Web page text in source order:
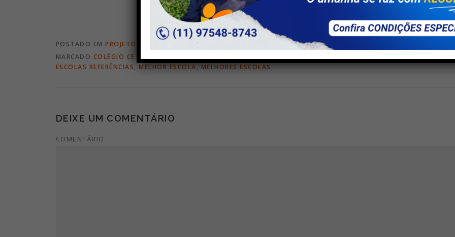
POSTADO EM PROJETOS
MARCADO COLÉGIO CETÉS
ESCOLAS REFERÊNCIAS, MELHOR ESCOLA,MELHORES ESCOLAS
DEIXE UM COMENTÁRIO
COMENTÁRIO